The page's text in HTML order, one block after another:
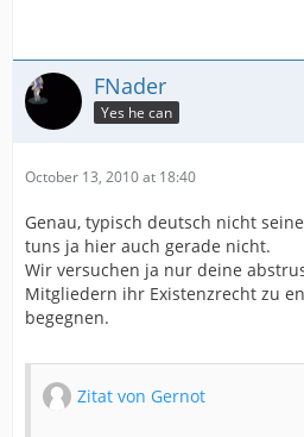
FNader
Yes he can
October 13, 2010 at 18:40
Genau, typisch deutsch nicht
tuns ja hier auch gerade nicht.
Wir versuchen ja nur deine
Mitgliedern ihr Existenzrecht zu
begegnen.
Zitat von Gernot